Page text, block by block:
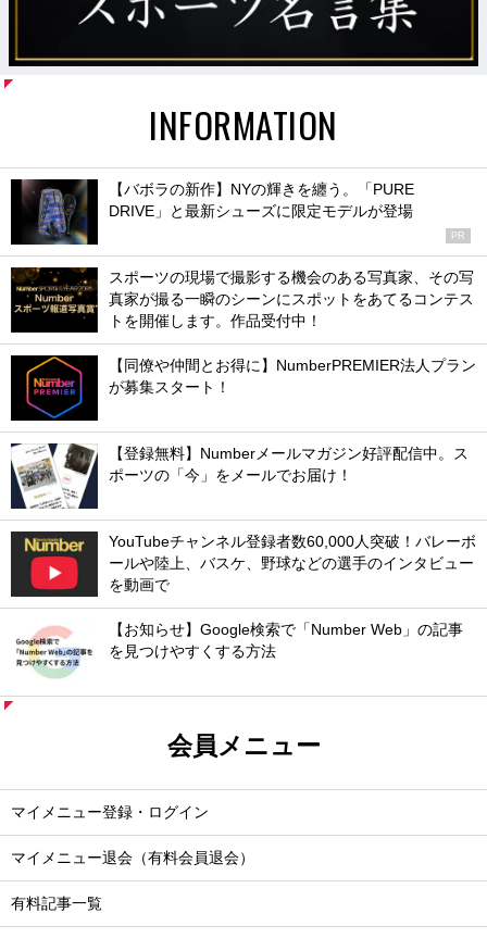
INFORMATION
【バボラの新作】NYの輝きを纏う。「PURE
DRIVE」と最新シューズに限定モデルが登場
PR
スポーツの現場で撮影する機会のある写真家、その写
真家が撮る一瞬のシーンにスポットをあてるコンテス
トを開催します。作品受付中！
【同僚や仲間とお得に】NumberPREMIER法人プラン
が募集スタート！
【登録無料】Numberメールマガジン好評配信中。ス
ポーツの「今」をメールでお届け！
YouTubeチャンネル登録者数60,000人突破！バレーボ
ールや陸上、バスケ、野球などの選手のインタビュー
を動画で
【お知らせ】Google検索で「Number Web」の記事
を見つけやすくする方法
会員メニュー
マイメニュー登録・ログイン
マイメニュー退会（有料会員退会）
有料記事一覧